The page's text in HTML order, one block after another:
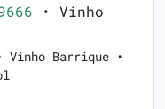
• Vinho
Vinho Barrique •